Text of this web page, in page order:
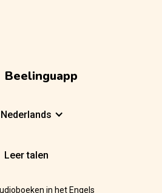
Beelinguapp
Leer talen
in het Engels